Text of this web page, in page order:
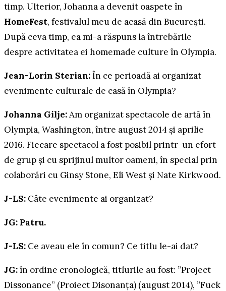
timp. Ulterior, Johanna a devenit oaspete în
HomeFest, festivalul meu de acasă din București.
După ceva timp, ea mi-a răspuns la întrebările
despre activitatea ei homemade culture în Olympia.
Jean-Lorin Sterian:În ce perioadă ai organizat
evenimente culturale de casă în Olympia?
Johanna Gilje:Am organizat spectacole de artă în
Olympia, Washington, între august 2014 și aprilie
2016. Fiecare spectacol a fost posibil printr-un efort
de grup și cu sprijinul multor oameni, în special prin
colaborări cu Ginsy Stone, Eli West și Nate Kirkwood.
J-LS: Câte evenimente ai organizat?
JG: Patru.
J-LS: Ce aveau ele în comun? Ce titlu le-ai dat?
JG:în ordine cronologică, titlurile au fost: ”Project
Dissonance” (Proiect Disonanța) (august 2014), ”Fuck